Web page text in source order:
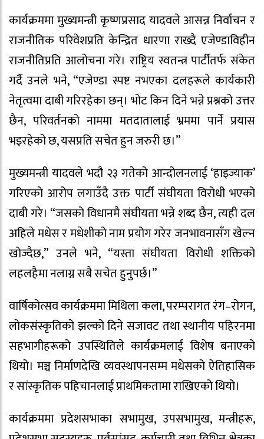
कार्यक्रममा मुख्यमन्त्री कृष्णप्रसाद यादवले आसन्न निर्वाचन र
राजनीतिक परिवेशप्रति केन्द्रित धारणा राख्दै एजेण्डाविहीन
राजनीतिप्रति आलोचना गरे। राष्ट्रिय स्वतन्त्र पार्टीतर्फ संकेत
गर्दै उनले भने, “एजेण्डा स्पष्ट नभएका दलहरूले कार्यकारी
नेतृत्वमा दाबी गरिरहेका छन्। भोट किन दिने भन्ने प्रश्नको उत्तर
छैन, परिवर्तनको नाममा मतदातालाई भ्रममा पार्ने प्रयास
भइरहेको छ, यसप्रति सचेत हुन जरुरी छ।”
मुख्यमन्त्री यादवले भदौ २३ गतेको आन्दोलनलाई ‘हाइज्याक’
गरिएको आरोप लगाउँदै उक्त पार्टी संघीयता विरोधी भएको
दाबी गरे। “जसको विधानमै संघीयता भन्ने शब्द छैन, त्यही दल
अहिले मधेस र मधेशीको नाम प्रयोग गरेर जनभावनासँग खेल्न
खोज्दैछ,” उनले भने, “यस्ता संघीयता विरोधी शक्तिको
लहलहैमा नलाग्न सबै सचेत हुनुपर्छ।”
वार्षिकोत्सव कार्यक्रममा मिथिला कला, परम्परागत रंग–रोगन,
लोकसंस्कृतिको झल्को दिने सजावट तथा स्थानीय पहिरनमा
सहभागीहरूको उपस्थितिले कार्यक्रमलाई विशेष बनाएको
थियो। मञ्च निर्माणदेखि व्यवस्थापनसम्म मधेसको ऐतिहासिक
र सांस्कृतिक पहिचानलाई प्राथमिकतामा राखिएको थियो।
कार्यक्रममा प्रदेशसभाका सभामुख, उपसभामुख, मन्त्रीहरू,